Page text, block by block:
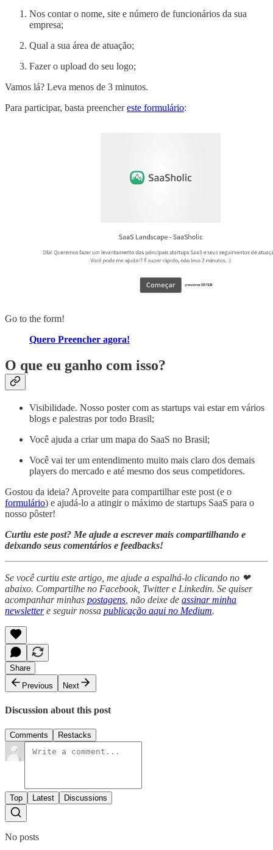
Nos contar o nome, site e número de funcionários da sua
empresa;
Qual a sua área de atuação;
Fazer o upload do seu logo;
Vamos lá? Leva menos de 3 minutos.
Para participar, basta preenchereste formulário:
Go to the form!
Quero Preencher agora!
O que eu ganho com isso?
Visibilidade. Nosso poster com as startups vai estar em vários
blogs e palestras por todo Brasil;
Você ajuda a criar um mapa do SaaS no Brasil;
Você vai ter um entendimento muito mais claro dos demais
players do mercado e até mesmo dos seus competidores.
Gostou da ideia? Aproveite para compartilhar este post (e o
formulário) e ajudá-lo a atingir o máximo de startups SaaS para o
nosso pôster!
Curtiu este post? Me ajude a escrever mais compartilhando e
deixando seus comentários e feedbacks!
Se você curtiu este artigo, me ajude a espalhá-lo clicando no ❤
abaixo. Compartilhe no Facebook, Twitter e Linkedin. Se quiser
acompanhar minhas postagens , não deixe de assinar minha
newslettere seguir nossa publicação aqui no Medium.
Share
Previous
Next
Discussion about this post
Comments Restacks
Top Latest Discussions
No posts